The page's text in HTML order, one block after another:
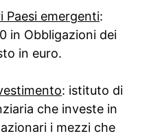
Paesi emergenti:
in Obbligazioni dei
in euro.
: istituto di
che investe in
i mezzi che